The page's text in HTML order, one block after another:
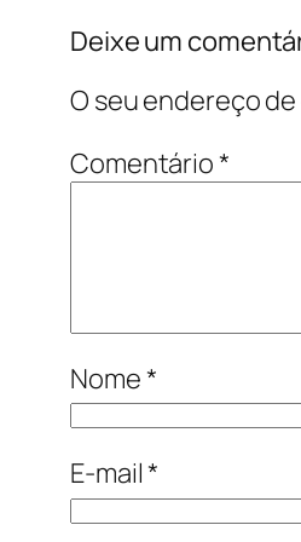
Deixe um
O seu endereço
Comentário*
Nome*
E-mail*